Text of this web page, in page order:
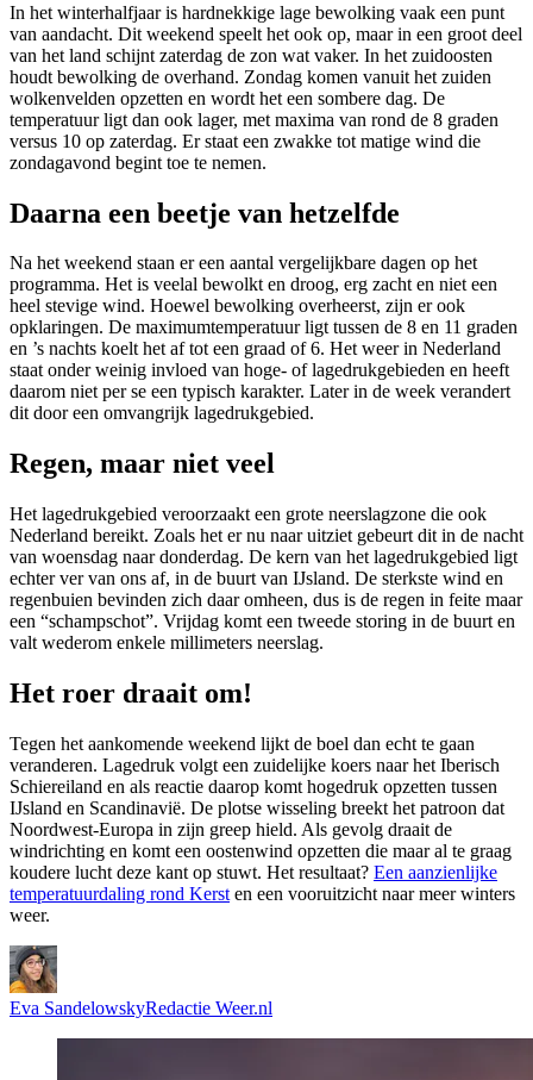
In het winterhalfjaar is hardnekkige lage bewolking vaak een punt
van aandacht. Dit weekend speelt het ook op, maar in een groot deel
van het land schijnt zaterdag de zon wat vaker. In het zuidoosten
houdt bewolking de overhand. Zondag komen vanuit het zuiden
wolkenvelden opzetten en wordt het een sombere dag. De
temperatuur ligt dan ook lager, met maxima van rond de 8 graden
versus 10 op zaterdag. Er staat een zwakke tot matige wind die
zondagavond begint toe te nemen.
Daarna een beetje van hetzelfde
Na het weekend staan er een aantal vergelijkbare dagen op het
programma. Het is veelal bewolkt en droog, erg zacht en niet een
heel stevige wind. Hoewel bewolking overheerst, zijn er ook
opklaringen. De maximumtemperatuur ligt tussen de 8 en 11 graden
en ’s nachts koelt het af tot een graad of 6. Het weer in Nederland
staat onder weinig invloed van hoge- of lagedrukgebieden en heeft
daarom niet per se een typisch karakter. Later in de week verandert
dit door een omvangrijk lagedrukgebied.
Regen, maar niet veel
Het lagedrukgebied veroorzaakt een grote neerslagzone die ook
Nederland bereikt. Zoals het er nu naar uitziet gebeurt dit in de nacht
van woensdag naar donderdag. De kern van het lagedrukgebied ligt
echter ver van ons af, in de buurt van IJsland. De sterkste wind en
regenbuien bevinden zich daar omheen, dus is de regen in feite maar
een “schampschot”. Vrijdag komt een tweede storing in de buurt en
valt wederom enkele millimeters neerslag.
Het roer draait om!
Tegen het aankomende weekend lijkt de boel dan echt te gaan
veranderen. Lagedruk volgt een zuidelijke koers naar het Iberisch
Schiereiland en als reactie daarop komt hogedruk opzetten tussen
IJsland en Scandinavië. De plotse wisseling breekt het patroon dat
Noordwest-Europa in zijn greep hield. Als gevolg draait de
windrichting en komt een oostenwind opzetten die maar al te graag
koudere lucht deze kant op stuwt. Het resultaat? Een aanzienlijke
temperatuurdaling rond Kerst en een vooruitzicht naar meer winters
weer.
Eva SandelowskyRedactie Weer.nl